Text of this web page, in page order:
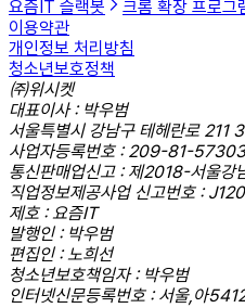
요즘IT 슬랙봇
크롬 확장 프로그
이용약관
개인정보 처리방침
청소년보호정책
㈜위시켓
대표이사 : 박우범
서울특별시 강남구 테헤란로 211
사업자등록번호 : 209-81-57303
통신판매업신고 : 제2018-서울
직업정보제공사업 신고번호 :
제호 : 요즘IT
발행인 : 박우범
편집인 : 노희선
청소년보호책임자 : 박우범
인터넷신문등록번호 : 서울,아